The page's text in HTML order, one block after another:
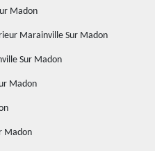
Madon
Marainville Sur Madon
Sur Madon
Madon
Madon